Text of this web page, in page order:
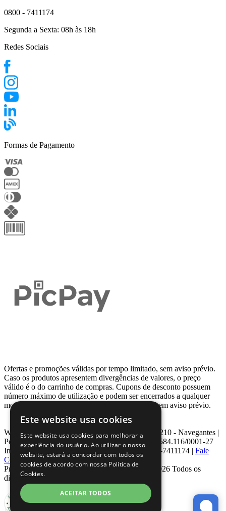
0800 - 7411174
Segunda a Sexta: 08h às 18h
Redes Sociais
Formas de Pagamento
Ofertas e promoções válidas por tempo limitado, sem aviso prévio.
Caso os produtos apresentem divergências de valores, o preço
válido é o do carrinho de compras. Cupons de desconto possuem
número máximo de utilização e podem ser encerrados a qualquer
momento, de acordo com sua disponibilidade e sem aviso prévio.
Webcontinental LTDA | Travessa Venezuela, Nº 210 - Navegantes |
Porto Alegre - RS - CEP: 90.240-220 CNPJ: 08.584.116/0001-27
Inscrição Estadual: 0963171399 | Telefone: 0800-7411174 | Fale
Conosco|ouvidoria@webcontinental.com.br
Proibida reprodução total ou parcial | © 2007 - 2026 Todos os
direitos reservados - WebContinental
Este website usa cookies
Este website usa cookies para melhorar a
experiência do usuário. Ao utilizar o nosso
website, estará a concordar com todos os
cookies de acordo com nossa Política de
Cookies.
ACEITAR TODOS